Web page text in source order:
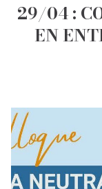
29/04 :
EN